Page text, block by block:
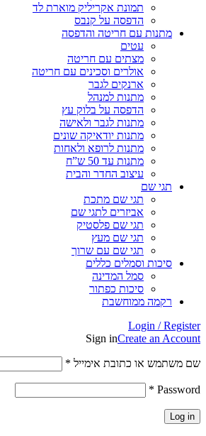
תמונת אקריליק מוארת לד
הדפסה על קנבס
מתנות עם חריטה והדפסה
עטים
מצתים עם חריטה
אולרים וסכינים עם חריטה
ארנקים לגבר
מתנות למנהל
הדפסה על בלוק עץ
מתנות לגבר ולאישה
מתנות יודאיקה שונים
מתנות לרופא ולאחות
מתנות עד 50 ש”ח
עיצוב החדר והבית
תגי שם
תגי שם מתכת
אביזרים לתגי שם
תגי שם פלסטיק
תגי שם מעץ
תגי שם עם שרוך
סיכות וסמלים כללים
סמל המדינה
סיכות כפתור
רקמה ממוחשבת
Login / Register
Sign inCreate an Account
שם משתמש או כתובת אימייל *
Password
*
Log in